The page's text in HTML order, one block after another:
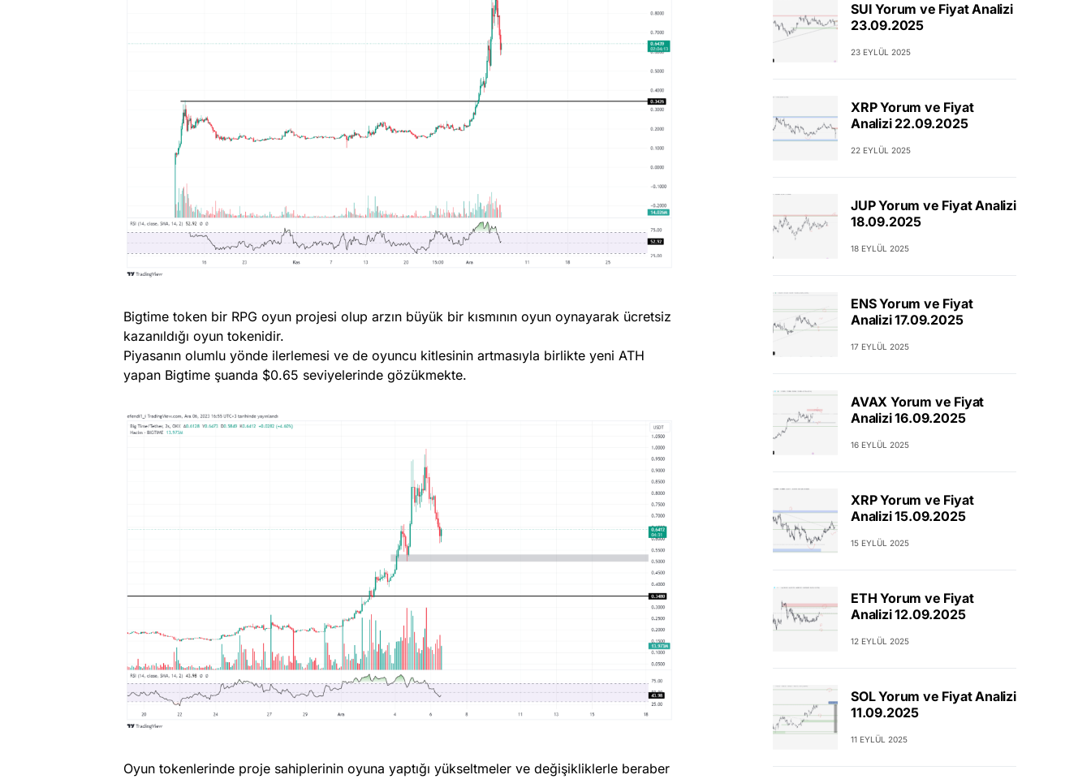
Bigtime token bir RPG oyun projesi olup arzın büyük bir kısmının oyun oynayarak ücretsiz
kazanıldığı oyun tokenidir.
Piyasanın olumlu yönde ilerlemesi ve de oyuncu kitlesinin artmasıyla birlikte yeni ATH
yapan Bigtime şuanda $0.65 seviyelerinde gözükmekte.
Oyun tokenlerinde proje sahiplerinin oyuna yaptığı yükseltmeler ve değişikliklerle beraber
SUI Yorum ve Fiyat Analizi
23.09.2025
23 EYLÜL 2025
XRP Yorum ve Fiyat
Analizi 22.09.2025
22 EYLÜL 2025
JUP Yorum ve Fiyat Analizi
18.09.2025
18 EYLÜL 2025
ENS Yorum ve Fiyat
Analizi 17.09.2025
17 EYLÜL 2025
AVAX Yorum ve Fiyat
Analizi 16.09.2025
16 EYLÜL 2025
XRP Yorum ve Fiyat
Analizi 15.09.2025
15 EYLÜL 2025
ETH Yorum ve Fiyat
Analizi 12.09.2025
12 EYLÜL 2025
SOL Yorum ve Fiyat Analizi
11.09.2025
11 EYLÜL 2025